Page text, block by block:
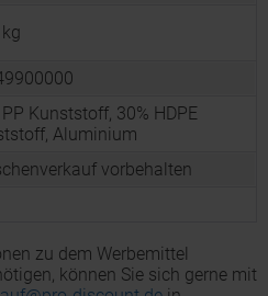
Kunststoff, 30% HDPE
Aluminium
vorbehalten
zu dem Werbemittel
können Sie sich gerne mit